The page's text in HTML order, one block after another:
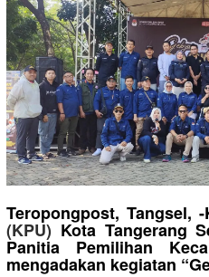
Teropongpost, Tangsel,
(KPU) Kota Tangerang
Panitia Pemilihan
mengadakan kegiatan